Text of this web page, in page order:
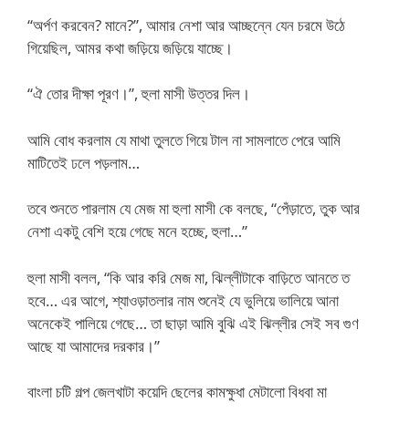
“অর্পণ করবেন? মানে?”, আমার নেশা আর আচ্ছন্নে যেন চরমে উঠে
গিয়েছিল, আমর কথা জড়িয়ে জড়িয়ে যাচ্ছে।
“ঐ তোর দীক্ষা পূরণ।”, হুলা মাসী উত্তর দিল।
আমি বোধ করলাম যে মাথা তুলতে গিয়ে টাল না সামলাতে পেরে আমি
মাটিতেই ঢলে পড়লাম…
তবে শুনতে পারলাম যে মেজ মা হুলা মাসী কে বলছে, “পেঁড়াতে, তুক আর
নেশা একটু বেশি হয়ে গেছে মনে হচ্ছে, হুলা…”
হুলা মাসী বলল, “কি আর করি মেজ মা, ঝিল্লীটাকে বাড়িতে আনতে ত
হবে… এর আগে, শ্যাওড়াতলার নাম শুনেই যে ভুলিয়ে ভালিয়ে আনা
অনেকেই পালিয়ে গেছে… তা ছাড়া আমি বুঝি এই ঝিল্লীর সেই সব গুণ
আছে যা আমাদের দরকার।”
বাংলা চটি গল্প জেলখাটা কয়েদি ছেলের কামক্ষুধা মেটালো বিধবা মা